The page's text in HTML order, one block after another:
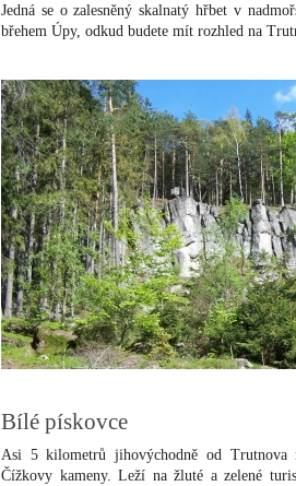
Jedná se o zalesněný skalnatý hřbet v
břehem Úpy, odkud budete mít rozhled na
Bílé pískovce
Asi 5 kilometrů jihovýchodně od Trutnova
Čížkovy kameny. Leží na žluté a zelené